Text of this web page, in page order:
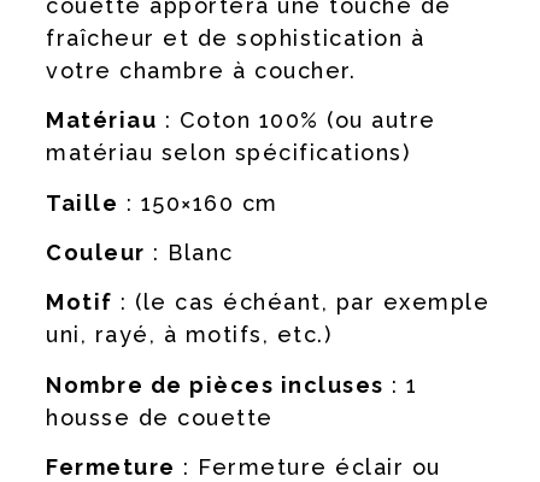
couette apportera une touche de
fraîcheur et de sophistication à
votre chambre à coucher.
Matériau : Coton 100% (ou autre
matériau selon spécifications)
Taille : 150×160 cm
Couleur : Blanc
Motif : (le cas échéant, par exemple
uni, rayé, à motifs, etc.)
Nombre de pièces incluses : 1
housse de couette
Fermeture : Fermeture éclair ou